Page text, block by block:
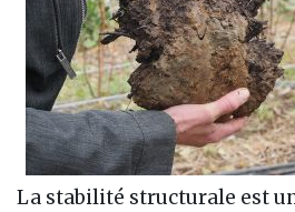
La stabilité structurale est